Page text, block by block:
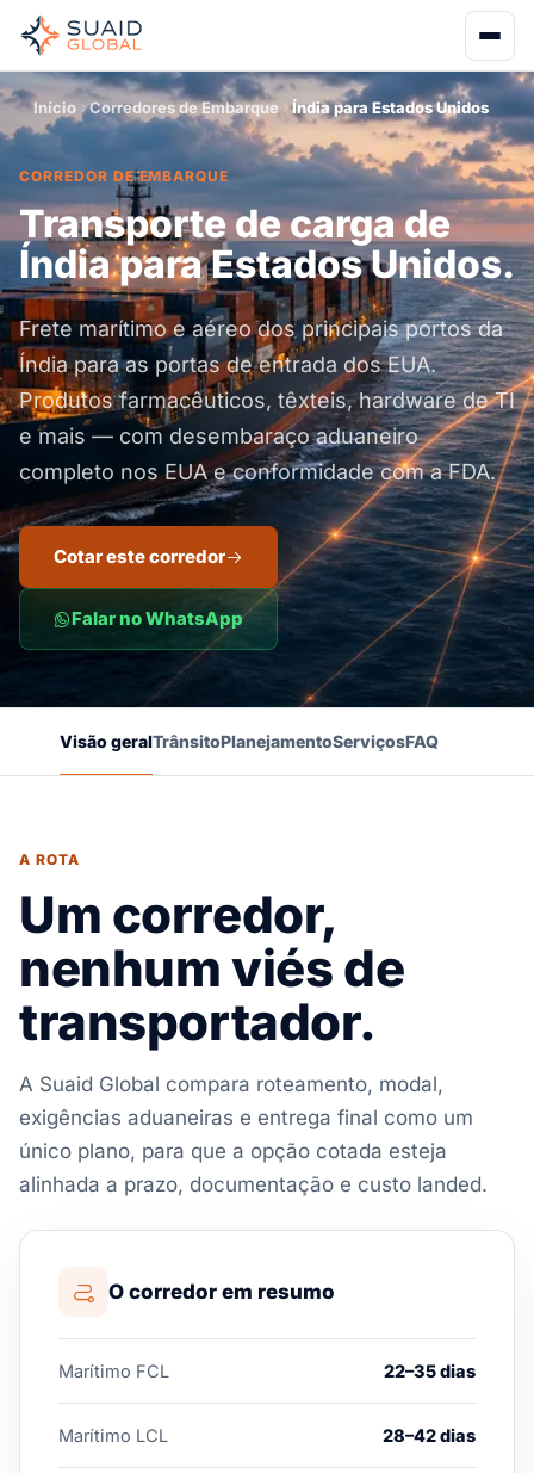
Início Corredores de Embarque Índia para Estados Unidos
CORREDOR DE EMBARQUE
Transporte de carga de
Índia para Estados Unidos.
Frete marítimo e aéreo dos principais portos da
Índia para as portas de entrada dos EUA.
Produtos farmacêuticos, têxteis, hardware de TI
e mais — com desembaraço aduaneiro
completo nos EUA e conformidade com a FDA.
Cotar este corredor
Falar no WhatsApp
Visão geralTrânsitoPlanejamentoServiçosFAQ
A ROTA
Um corredor,
nenhum viés de
transportador.
A Suaid Global compara roteamento, modal,
exigências aduaneiras e entrega final como um
único plano, para que a opção cotada esteja
alinhada a prazo, documentação e custo landed.
O corredor em resumo
Marítimo FCL 22–35 dias
Marítimo LCL 28–42 dias